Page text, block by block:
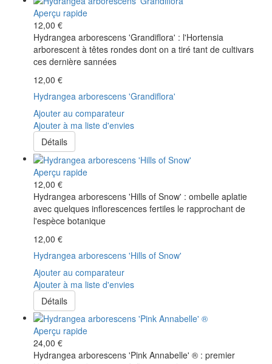
Aperçu rapide
12,00 €
Hydrangea arborescens 'Grandiflora' : l'Hortensia
arborescent à têtes rondes dont on a tiré tant de cultivars
ces dernière sannées
12,00 €
Hydrangea arborescens 'Grandiflora'
Ajouter au comparateur
Ajouter à ma liste d'envies
Détails
Aperçu rapide
12,00 €
Hydrangea arborescens 'Hills of Snow' : ombelle aplatie
avec quelques inflorescences fertiles le rapprochant de
l'espèce botanique
12,00 €
Hydrangea arborescens 'Hills of Snow'
Ajouter au comparateur
Ajouter à ma liste d'envies
Détails
Aperçu rapide
24,00 €
Hydrangea arborescens 'Pink Annabelle' ® : premier